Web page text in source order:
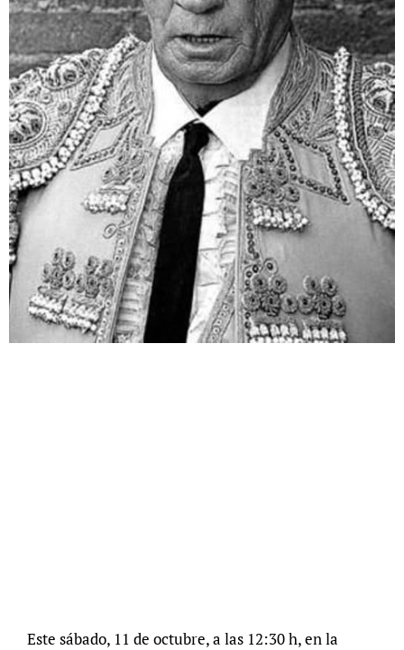
Este sábado, 11 de octubre, a las 12:30 h, en la